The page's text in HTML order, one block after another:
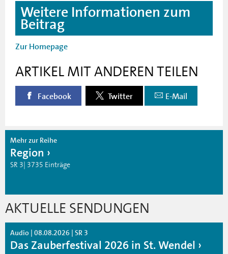
Weitere Informationen zum
Beitrag
Zur Homepage
ARTIKEL MIT ANDEREN TEILEN
Facebook Twitter E-Mail
Mehr zur Reihe
Region
SR 3| 3735 Einträge
AKTUELLE SENDUNGEN
Audio | 08.08.2026 | SR 3
Das Zauberfestival 2026 in St. Wendel